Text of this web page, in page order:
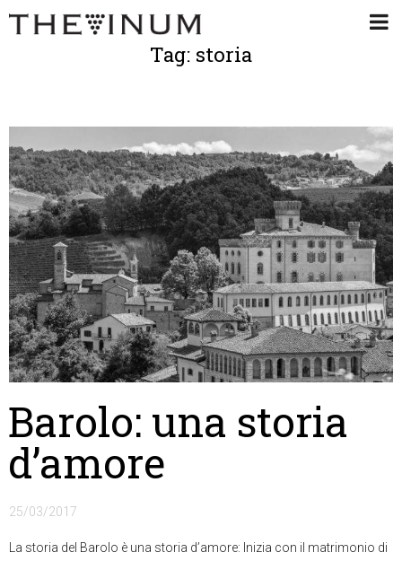
Tag: storia
Barolo: una storia
d’amore
25/03/2017
La storia del Barolo è una storia d’amore: Inizia con il matrimonio di